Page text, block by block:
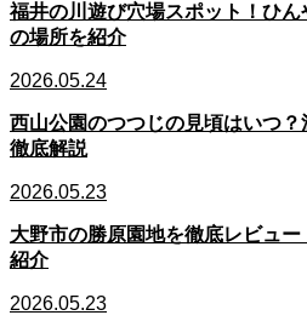
福井の川遊び穴場スポット！ひ
の場所を紹介
2026.05.24
西山公園のつつじの見頃はいつ
徹底解説
2026.05.23
大野市の勝原園地を徹底レビュ
紹介
2026.05.23